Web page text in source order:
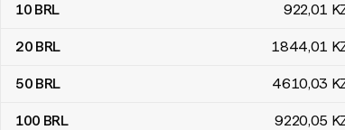
10 BRL 922,01
20 BRL 1844,01
50 BRL 4610,03
100 BRL 9220,05